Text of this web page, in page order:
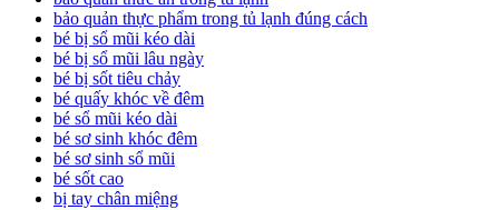
bảo quản thực phẩm trong tủ lạnh đúng cách
bé bị sổ mũi kéo dài
bé bị sổ mũi lâu ngày
bé bị sốt tiêu chảy
bé quấy khóc về đêm
bé sổ mũi kéo dài
bé sơ sinh khóc đêm
bé sơ sinh sổ mũi
bé sốt cao
bị tay chân miệng